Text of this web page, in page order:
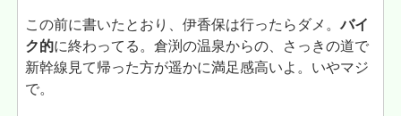
この前に書いたとおり、伊香保は行ったらダメ。バイ
ク的に終わってる。倉渕の温泉からの、さっきの道で
新幹線見て帰った方が遥かに満足感高いよ。いやマジ
で。